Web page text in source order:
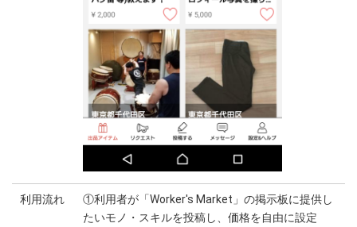
利用流れ
①利用者が「Worker's Market」の掲示板に提供し
たいモノ・スキルを投稿し、価格を自由に設定